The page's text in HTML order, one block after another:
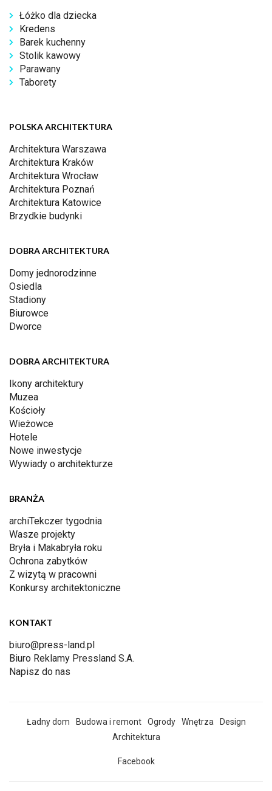
Łóżko dla dziecka
Kredens
Barek kuchenny
Stolik kawowy
Parawany
Taborety
POLSKA ARCHITEKTURA
Architektura Warszawa
Architektura Kraków
Architektura Wrocław
Architektura Poznań
Architektura Katowice
Brzydkie budynki
DOBRA ARCHITEKTURA
Domy jednorodzinne
Osiedla
Stadiony
Biurowce
Dworce
DOBRA ARCHITEKTURA
Ikony architektury
Muzea
Kościoły
Wieżowce
Hotele
Nowe inwestycje
Wywiady o architekturze
BRANŻA
archiTekczer tygodnia
Wasze projekty
Bryła i Makabryła roku
Ochrona zabytków
Z wizytą w pracowni
Konkursy architektoniczne
KONTAKT
biuro@press-land.pl
Biuro Reklamy Pressland S.A.
Napisz do nas
Ładny dom Budowa i remont Ogrody Wnętrza
Design
Architektura
Facebook